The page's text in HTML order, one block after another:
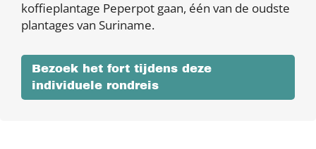
koffieplantage Peperpot gaan, één van de oudste
plantages van Suriname.
Bezoek het fort tijdens deze
individuele rondreis